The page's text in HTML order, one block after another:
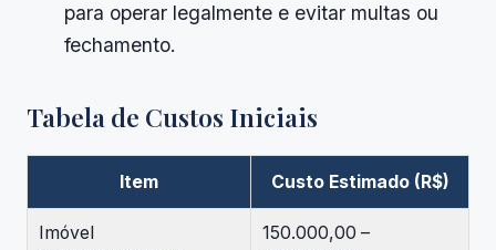
para operar legalmente e evitar multas ou
fechamento.
Tabela de Custos Iniciais
Item Custo Estimado (R$)
Imóvel
150.000,00 –